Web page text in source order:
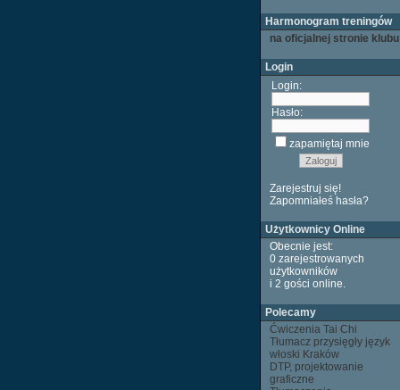
Harmonogram treningów
na oficjalnej stronie klubu
Login
Login:
Hasło:
zapamiętaj mnie
Zarejestruj się!
Zapomniałeś hasła?
Użytkownicy Online
Obecnie jest:
0 zarejestrowanych
użytkowników
i 2 gości online.
Polecamy
Ćwiczenia Tai Chi
Tłumacz przysięgły język
włoski Kraków
DTP, projektowanie
graficzne